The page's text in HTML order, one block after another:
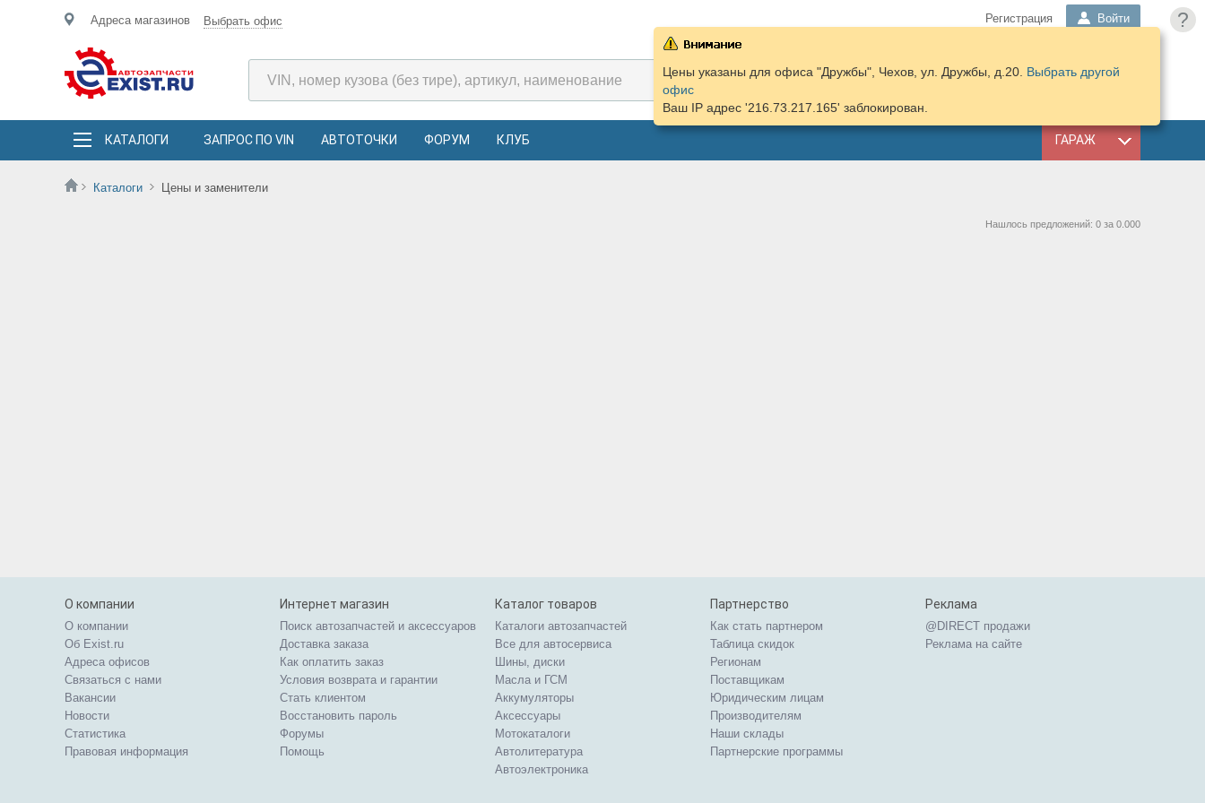
?
Адреса магазинов Выбрать офис Регистрация Войти
КОРЗИНА
ПОДОБРАТЬ
КАТАЛОГИ ЗАПРОС ПО VIN АВТОТОЧКИ ФОРУМ КЛУБ ГАРАЖ
Каталоги Цены и заменители
Цены указаны для офиса "Дружбы", Чехов, ул. Дружбы, д.20. Выбрать другой
офис
Ваш IP адрес '216.73.217.165' заблокирован.
Нашлось предложений: 0 за 0.000
О компании
О компании
Об Exist.ru
Адреса офисов
Связаться с нами
Вакансии
Новости
Статистика
Правовая информация
Интернет магазин
Поиск автозапчастей и аксессуаров
Доставка заказа
Как оплатить заказ
Условия возврата и гарантии
Стать клиентом
Восстановить пароль
Форумы
Помощь
Каталог товаров
Каталоги автозапчастей
Все для автосервиса
Шины, диски
Масла и ГСМ
Аккумуляторы
Аксессуары
Мотокаталоги
Автолитература
Автоэлектроника
Партнерство
Как стать партнером
Таблица скидок
Регионам
Поставщикам
Юридическим лицам
Производителям
Наши склады
Партнерские программы
Реклама
@DIRECT продажи
Реклама на сайте